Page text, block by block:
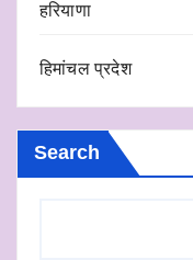
हरियाणा
हिमांचल प्रदेश
Search